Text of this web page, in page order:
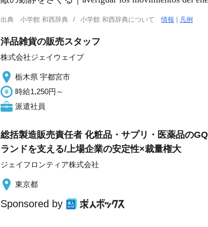
出典 小学館 和西辞典 小学館 和西辞典について情報 凡例
洋品雑貨の販売スタッフ
株式会社ジェイウェイブ
栃木県 宇都宮市
時給1,250円～
派遣社員
総括製造販売責任者 化粧品・サプリ・医薬品の
ランドを支える/上場企業の安定性×裁量権大
ジェイフロンティア株式会社
東京都
Sponsored by